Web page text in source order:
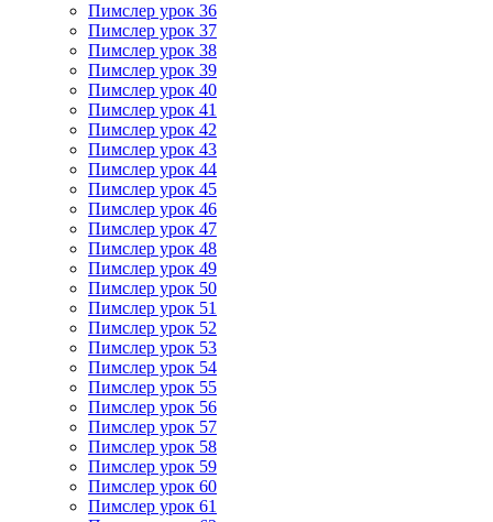
Пимслер урок 36
Пимслер урок 37
Пимслер урок 38
Пимслер урок 39
Пимслер урок 40
Пимслер урок 41
Пимслер урок 42
Пимслер урок 43
Пимслер урок 44
Пимслер урок 45
Пимслер урок 46
Пимслер урок 47
Пимслер урок 48
Пимслер урок 49
Пимслер урок 50
Пимслер урок 51
Пимслер урок 52
Пимслер урок 53
Пимслер урок 54
Пимслер урок 55
Пимслер урок 56
Пимслер урок 57
Пимслер урок 58
Пимслер урок 59
Пимслер урок 60
Пимслер урок 61